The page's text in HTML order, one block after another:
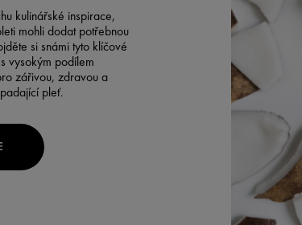
kulinářské inspirace,
mohli dodat potřebnou
si snámi tyto klíčové
vysokým podílem
zářivou, zdravou a
pleť.